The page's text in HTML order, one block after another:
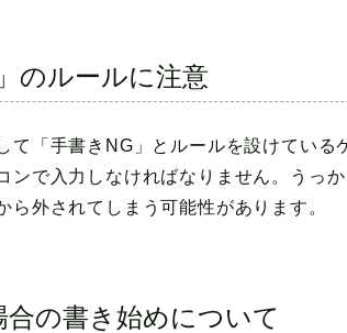
のルールに注意
て「手書きNG」とルールを設けてい
ンで入力しなければなりません。うっ
ら外されてしまう可能性があります。
の書き始めについて